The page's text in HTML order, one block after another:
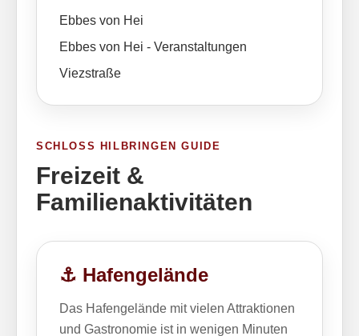
Ebbes von Hei
Ebbes von Hei - Veranstaltungen
Viezstraße
SCHLOSS HILBRINGEN GUIDE
Freizeit &
Familienaktivitäten
⚓ Hafengelände
Das Hafengelände mit vielen Attraktionen
und Gastronomie ist in wenigen Minuten